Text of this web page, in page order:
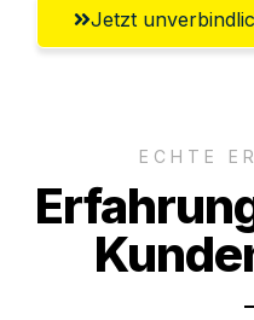
Jetzt
ECHTE